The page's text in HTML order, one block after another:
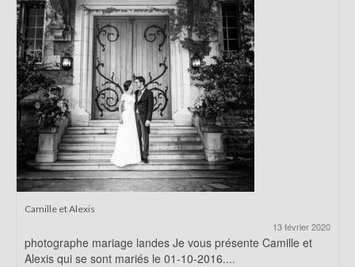
Camille et Alexis
13 février 2020
photographe mariage landes Je vous présente Camille et
Alexis qui se sont mariés le 01-10-2016....